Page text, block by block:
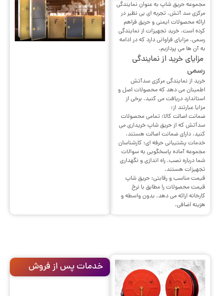
مجموعه حریق شاپ به عنوان نمایندگی
مرکزی سد آتش، تجربه ای بی نظیر در
ارائه محصولات ایمنی و حریق فراهم
کرده است. خرید تجهیزات از نمایندگی
رسمی، مزایای فراوانی دارد که در ادامه
به آن ها می پردازیم.
مزایای خرید از نمایندگی
رسمی
خرید از نمایندگی مرکزی سدآتش
اطمینان می دهد که محصولات اصل و
استاندارد دریافت می کنید. برخی از
مزایا عبارتند از:
ضمانت اصالت کالا: تمامی محصولات
سدآتش که از حریق شاپ خریداری می
کنید، دارای ضمانت اصالت هستند.
خدمات پشتیبانی حرفه ای: کارشناسان
مجموعه آماده پاسخگویی به سوالات
شما درباره نصب، راه اندازی و نگهداری
تجهیزات هستند.
قیمت مناسب و رقابتی: حریق شاپ
قیمت محصولات را مطابق با نرخ
کارخانه ارائه می دهد، بدون واسطه و
هزینه اضافی.
خدمات پس از فروش